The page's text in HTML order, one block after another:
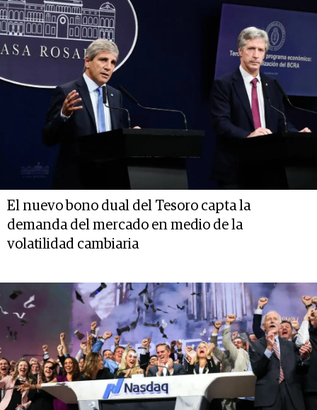
El nuevo bono dual del Tesoro capta la
demanda del mercado en medio de la
volatilidad cambiaria